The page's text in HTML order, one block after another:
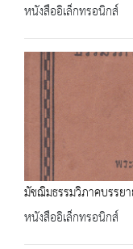
หนังสืออิเล็กทรอนิกส์
มัชฌิมธรรมวิภาคบรรย
หนังสืออิเล็กทรอนิกส์